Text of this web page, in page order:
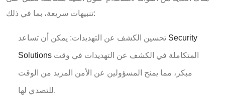
تنبيهات سريعة، بما في ذلك:
تحسين الكشف عن التهديدات: يمكن أن تساعد Security
Solutionsالمتكاملة في الكشف عن التهديدات في وقت
مبكر، مما يمنح المسؤولين عن الأمن المزيد من الوقت
للتصدي لها.